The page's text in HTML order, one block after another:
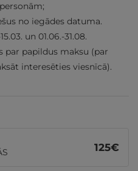
no iegādes datuma.
un 01.06.-31.08.
par papildus maksu (par
interesēties viesnīcā).
125€